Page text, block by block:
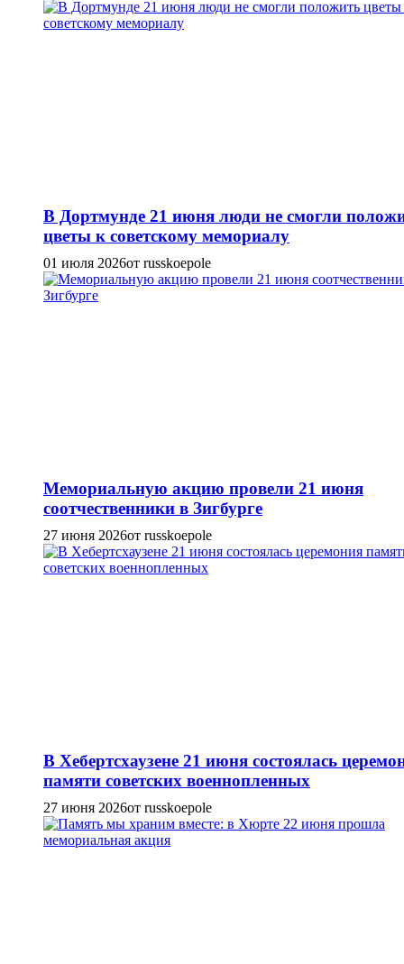
В Дортмунде 21 июня люди не смогли
цветы к советскому мемориалу
01 июля 2026от russkoepole
Мемориальную акцию провели 21 июня
соотчественники в Зигбурге
27 июня 2026от russkoepole
В Хебертсхаузене 21 июня состоялась
памяти советских военнопленных
27 июня 2026от russkoepole